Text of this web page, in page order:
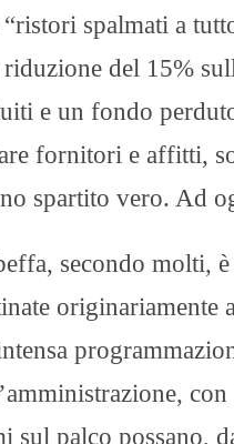
spalmati a
riduzione del 15%
e un fondo
fornitori e affitti,
spartito vero. Ad
secondo molti,
originariamente
sul palco possano,